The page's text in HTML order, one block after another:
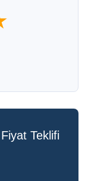
Teklifi